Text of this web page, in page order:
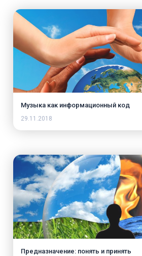
Музыка как информационный код
29.11.2018
Предназначение: понять и принять